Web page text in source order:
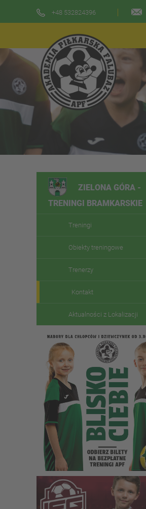
+48 532824396
ZIELONA GÓRA -
TRENINGI BRAMKARSKIE
Treningi
Obiekty treningowe
Trenerzy
Kontakt
Aktualności z Lokalizacji